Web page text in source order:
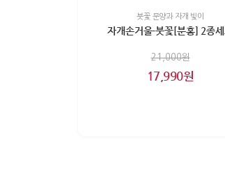
붓꽃 문양과 자개 빛이
자개손거울-붓꽃[분홍] 2종세
21,000원
17,990원